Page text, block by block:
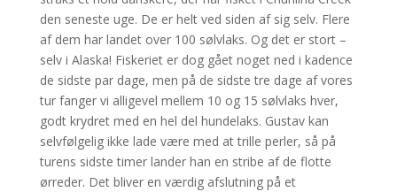
den seneste uge. De er helt ved siden af sig selv. Flere
af dem har landet over 100 sølvlaks. Og det er stort –
selv i Alaska! Fiskeriet er dog gået noget ned i kadence
de sidste par dage, men på de sidste tre dage af vores
tur fanger vi alligevel mellem 10 og 15 sølvlaks hver,
godt krydret med en hel del hundelaks. Gustav kan
selvfølgelig ikke lade være med at trille perler, så på
turens sidste timer lander han en stribe af de flotte
ørreder. Det bliver en værdig afslutning på et